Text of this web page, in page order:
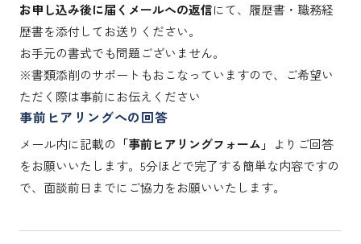
お申し込み後に届くメールへの返信にて、履歴書・職務経
歴書を添付してお送りください。
お手元の書式でも問題ございません。
※書類添削のサポートもおこなっていますので、ご希望い
ただく際は事前にお伝えください
事前ヒアリングへの回答
メール内に記載の 「事前ヒアリングフォーム」
よりご回答
をお願いいたします。5分ほどで完了する簡単な内容ですの
で、面談前日までにご協力をお願いいたします。